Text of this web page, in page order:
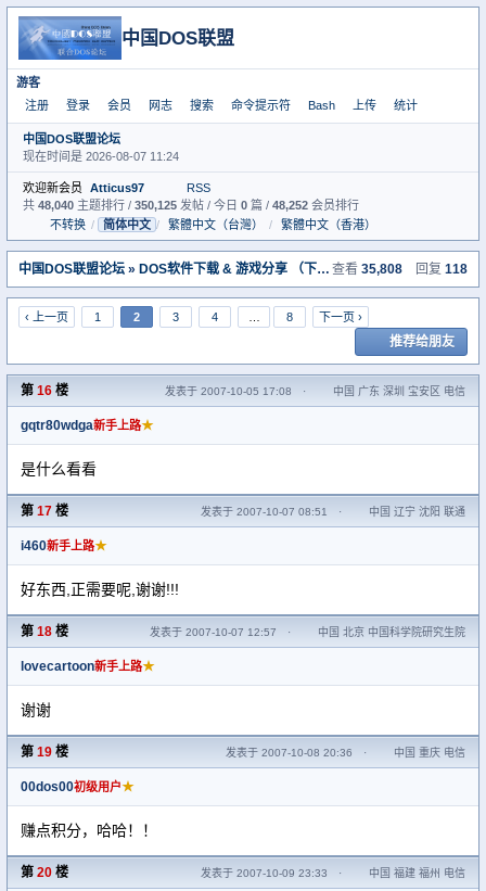
中国DOS联盟
游客
注册
登录 会员 网志 搜索 命令提示符 Bash 上传 统计
中国DOS联盟论坛
现在时间是 2026-08-07 11:24
欢迎新会员 Atticus97
RSS
共 48,040 主题排行 / 350,125 发帖 / 今日 0 篇 / 48,252 会员排行
不转换 / 简体中文 / 繁體中文（台灣） / 繁體中文（香港）
中国DOS联盟论坛 » DOS软件下载 & 游戏分享 （下载室） » 好怀念以前的DOS
查看 35,808 回复 118
‹ 上一页 1 2 3 4 8 下一页 ›
推荐给朋友
第 16 楼 发表于 2007-10-05 17:08 · 中国 广东 深圳 宝安区 电信
gqtr80wdga新手上路★
是什么看看
第 17 楼 发表于 2007-10-07 08:51 · 中国 辽宁 沈阳 联通
i460新手上路★
好东西,正需要呢,谢谢!!!
第 18 楼 发表于 2007-10-07 12:57 · 中国 北京 中国科学院研究生院
lovecartoon新手上路★
谢谢
第 19 楼 发表于 2007-10-08 20:36 · 中国 重庆 电信
00dos00初级用户★
赚点积分，哈哈！！
第 20 楼 发表于 2007-10-09 23:33 · 中国 福建 福州 电信